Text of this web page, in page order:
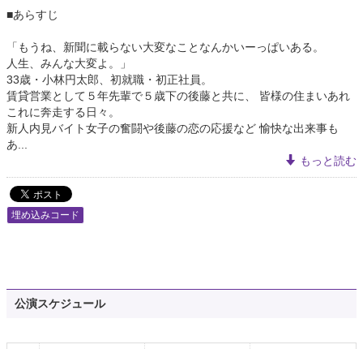
■あらすじ
「もうね、新聞に載らない大変なことなんかいーっぱいある。
人生、みんな大変よ。」
33歳・小林円太郎、初就職・初正社員。
賃貸営業として５年先輩で５歳下の後藤と共に、 皆様の住まいあれ
これに奔走する日々。
新人内見バイト女子の奮闘や後藤の恋の応援など 愉快な出来事も
あ...
もっと読む
埋め込みコード
公演スケジュール